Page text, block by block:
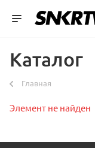
Каталог
Главная
Элемент не найден